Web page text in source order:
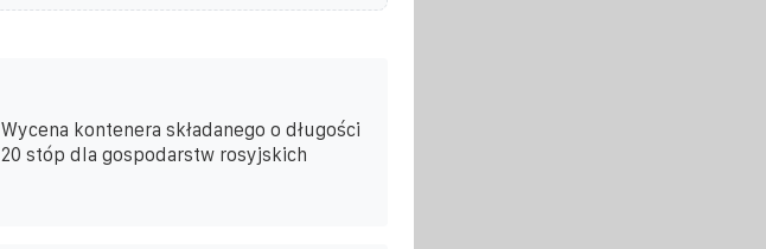
Wycena kontenera składanego o długości
20 stóp dla gospodarstw rosyjskich